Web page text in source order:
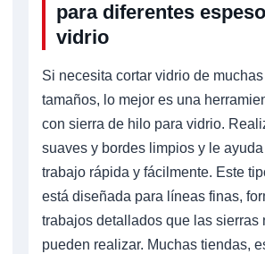
para diferentes
vidrio
Si necesita cortar vidrio de
tamaños, lo mejor es una
con sierra de hilo para vidrio.
suaves y bordes limpios y le ayuda
trabajo rápida y fácilmente. Este
está diseñada para líneas finas,
trabajos detallados que las sierras
pueden realizar. Muchas tiendas,